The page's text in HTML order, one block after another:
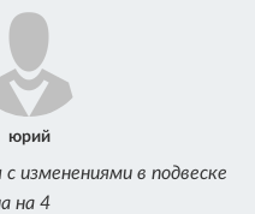
юрий
изменениями в подвеске
на 4